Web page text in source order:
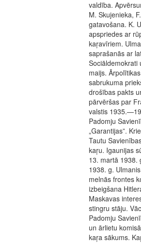
valdība.
M. Skujenieka,
gatavošana. K.
apspriedes ar
kaŗavīriem.
saprašanās ar
Sociāldemokrati
maijs.
sabrukuma
drošības pakts
pārvēršas par
valstis
Padomju
„Garantijas”.
Tautu
kaŗu. Igaunijas
13. martā 1938.
1938. g.
melnās frontes
izbeigšana
Maskavas
stingru stāju.
Padomju
un ārlietu
kaŗa sākums.